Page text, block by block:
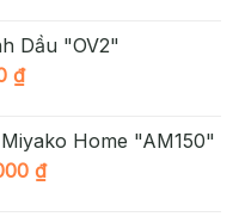
₫.là:
Dầu "OV2"
₫.
₫Giá
là:
998.000 ₫.
Home "AM150"
₫Giá